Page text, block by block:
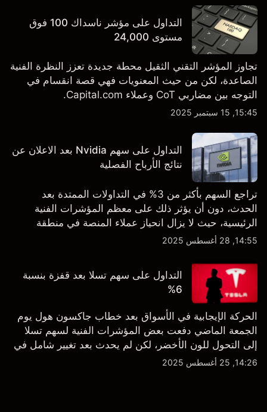
التداول على مؤشر ناسداك 100 فوق
مستوى 24,000
تجاوز المؤشر التقني الثقيل محطة جديدة تعزز النظرة الفنية
الصاعدة، لكن من حيث المعنويات فهي قصة انقسام في
التوجه بين مضاربي CoT وعملاء Capital.com.
15:45, 15 سبتمبر 2025
التداول على سهم Nvidia بعد الاعلان عن
نتائج الأرباح الفصلية
تراجع السهم بأكثر من 3% في التداولات الممتدة بعد
الحدث، دون أن يؤثر ذلك على معظم المؤشرات الفنية
الرئيسية، حيث لا يزال انحياز عملاء المنصة في منطقة
الشراء المفرط.
14:55, 28 أغسطس 2025
التداول على سهم تسلا بعد قفزة بنسبة
6%
الحركة الإيجابية في الأسواق بعد خطاب جاكسون هول يوم
الجمعة الماضي دفعت بعض المؤشرات الفنية لسهم تسلا
إلى التحول للون الأخضر، لكن لم يحدث بعد تغيير شامل في
النظرة الفنية سواء على الإطار اليومي أو الأسبوعي.
14:26, 25 أغسطس 2025